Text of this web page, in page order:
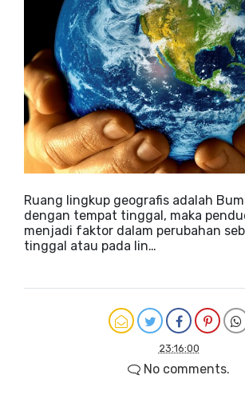
Ruang lingkup geografis adalah
dengan tempat tinggal, maka
menjadi faktor dalam perubahan
tinggal atau pada lin…
23:16:00
No comments.